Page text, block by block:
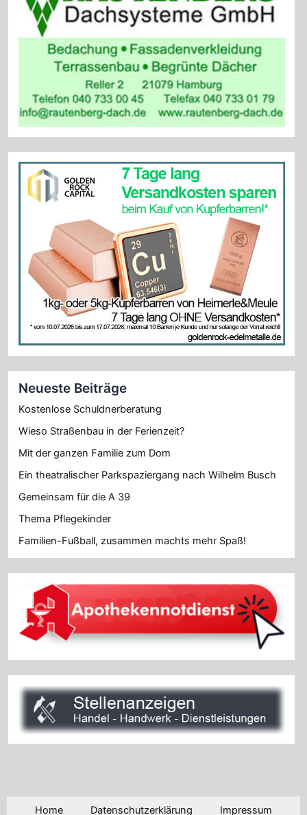
Neueste Beiträge
Kostenlose Schuldnerberatung
Wieso Straßenbau in der Ferienzeit?
Mit der ganzen Familie zum Dom
Ein theatralischer Parkspaziergang nach Wilhelm Busch
Gemeinsam für die A 39
Thema Pflegekinder
Familien-Fußball, zusammen machts mehr Spaß!
Home Datenschutzerklärung Impressum